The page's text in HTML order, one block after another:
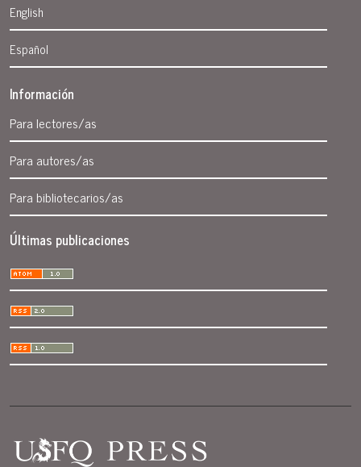
English
Español
Información
Para lectores/as
Para autores/as
Para bibliotecarios/as
Últimas publicaciones